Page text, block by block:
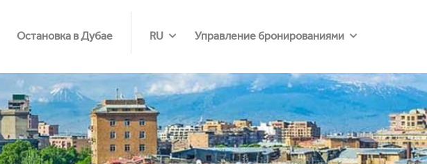
Остановка в Дубае RU Управление бронированиями